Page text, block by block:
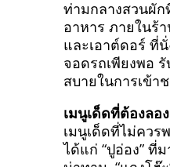
ท่ามกลางสวนผั
อาหาร ภายในร้
และเอาต์ดอร์ ที่
จอดรถเพียงพอ
สบายในการเข้า
เมนูเด็ดที่ต้องลอง
เมนูเด็ดที่ไม่ควร
ได้แก่ “ปูอ่อง” ที่